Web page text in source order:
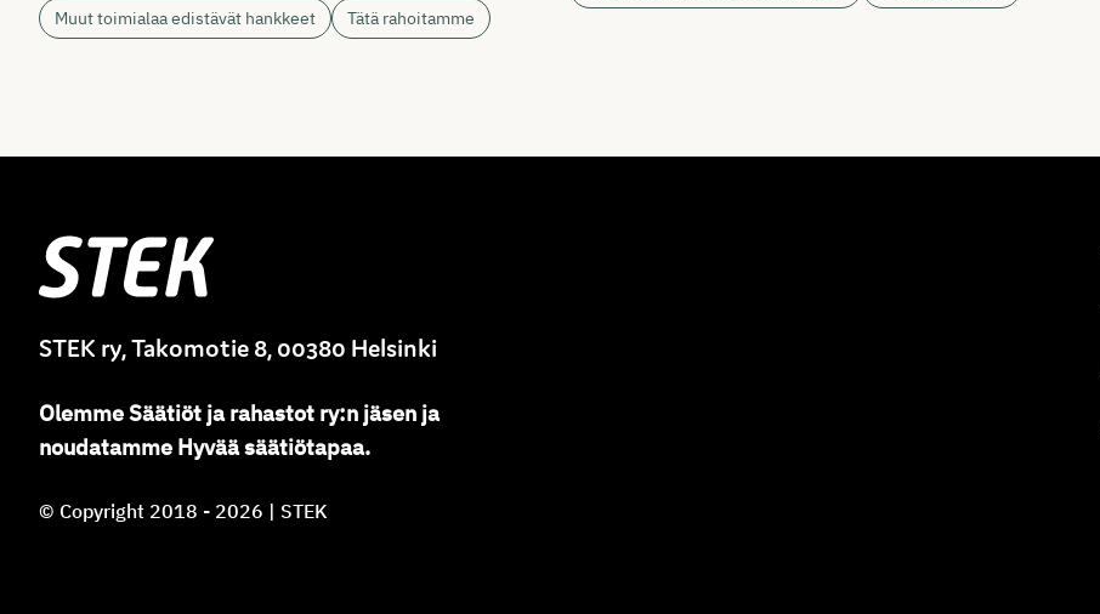
Muut toimialaa edistävät hankkeet Tätä rahoitamme
Stek
STEK ry, Takomotie 8, 00380 Helsinki
OlemmeSäätiöt ja rahastot ry:n jäsen ja
noudatamme Hyvää säätiötapaa.
© Copyright 2018 - 2026 | STEK